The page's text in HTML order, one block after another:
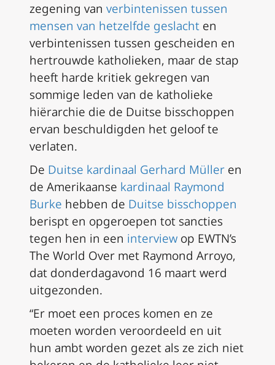
zegening van verbintenissen tussen
mensen van hetzelfde geslacht en
verbintenissen tussen gescheiden en
hertrouwde katholieken, maar de stap
heeft harde kritiek gekregen van
sommige leden van de katholieke
hiërarchie die de Duitse bisschoppen
ervan beschuldigden het geloof te
verlaten.
De Duitse kardinaal Gerhard Müller en
de Amerikaanse kardinaal Raymond
Burke hebben de Duitse bisschoppen
berispt en opgeroepen tot sancties
tegen hen in een interview op EWTN’s
The World Over met Raymond Arroyo,
dat donderdagavond 16 maart werd
uitgezonden.
“Er moet een proces komen en ze
moeten worden veroordeeld en uit
hun ambt worden gezet als ze zich niet